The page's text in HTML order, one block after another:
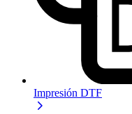
Impresión DTF